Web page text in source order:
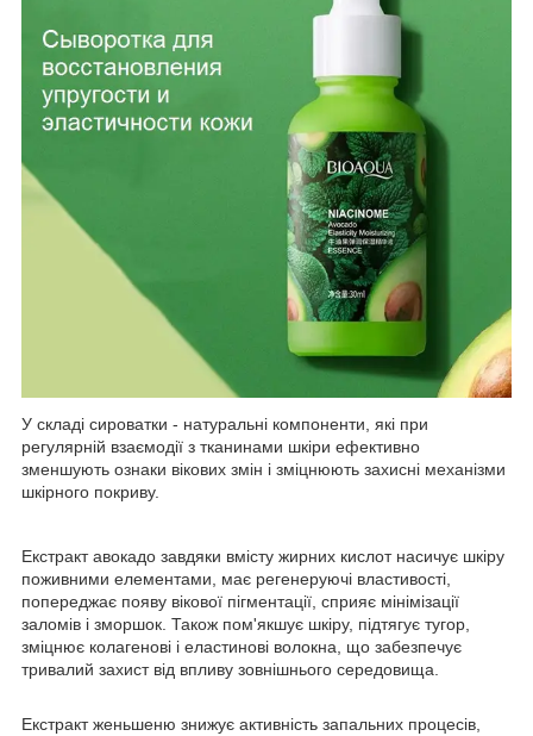
У складі сироватки - натуральні компоненти, які при
регулярній взаємодії з тканинами шкіри ефективно
зменшують ознаки вікових змін і зміцнюють захисні механізми
шкірного покриву.
Екстракт авокадо завдяки вмісту жирних кислот насичує шкіру
поживними елементами, має регенеруючі властивості,
попереджає появу вікової пігментації, сприяє мінімізації
заломів і зморшок. Також пом'якшує шкіру, підтягує тугор,
зміцнює колагенові і еластинові волокна, що забезпечує
тривалий захист від впливу зовнішнього середовища.
Екстракт женьшеню знижує активність запальних процесів,